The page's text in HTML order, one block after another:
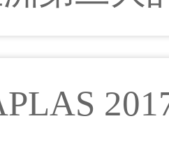
春季广